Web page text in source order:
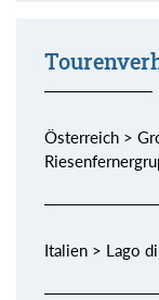
Österreich >
Italien > Lago